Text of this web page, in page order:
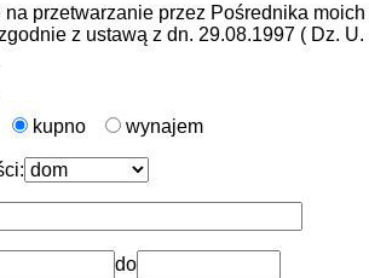
na przetwarzanie przez Pośrednika moich
z ustawą z dn. 29.08.1997 ( Dz. U.
kupno wynajem
do